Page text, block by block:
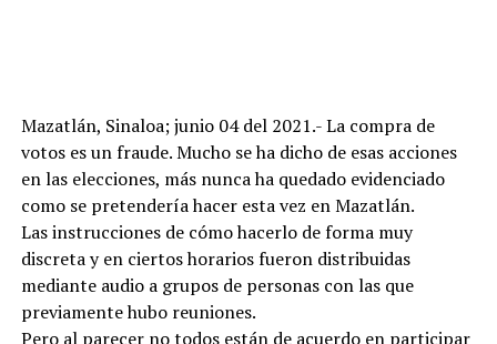
Mazatlán, Sinaloa; junio 04 del 2021.- La compra de
votos es un fraude. Mucho se ha dicho de esas acciones
en las elecciones, más nunca ha quedado evidenciado
como se pretendería hacer esta vez en Mazatlán.
Las instrucciones de cómo hacerlo de forma muy
discreta y en ciertos horarios fueron distribuidas
mediante audio a grupos de personas con las que
previamente hubo reuniones.
Pero al parecer no todos están de acuerdo en participar